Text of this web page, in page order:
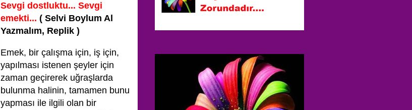
Sevgi dostluktu... Sevgi
emekti... ( Selvi Boylum Al
Yazmalım, Replik )
Emek, bir çalışma için, iş için,
yapılması istenen şeyler için
zaman geçirerek uğraşlarda
bulunma halinin, tamamen bunu
yapması ile ilgili olan bir